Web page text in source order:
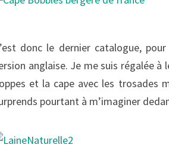
donc le dernier catalogue,
anglaise. Je me suis régalée
et la cape avec les trosades
pourtant à m’imaginer